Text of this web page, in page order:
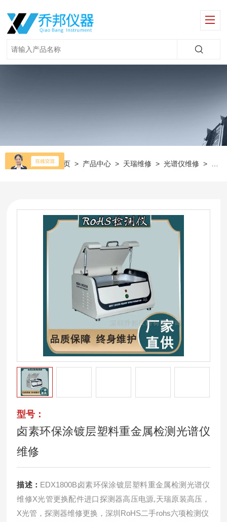
当前位置： 首页 > 产品中心 > 天瑞维修 >光谱仪维修 >
型号：
卤素环保涂镀层塑料重金属检测光谱仪
维修
描述： EDX1800B卤素环保涂镀层塑料重金属检测光谱仪
维修X光管更换配件进口探测器高压电源,天瑞原装高压，
X光管，探测器维修更换，深圳RoHS二手rohs六项检测仪